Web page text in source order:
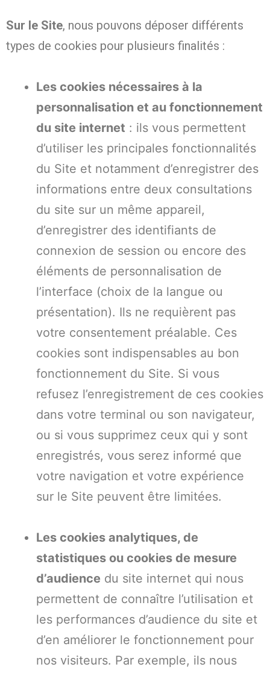
Sur le Site, nous pouvons déposer différents
types de cookies pour plusieurs finalités :
Les cookies nécessaires à la
personnalisation et au fonctionnement
du site internet : ils vous permettent
d’utiliser les principales fonctionnalités
du Site et notamment d’enregistrer des
informations entre deux consultations
du site sur un même appareil,
d’enregistrer des identifiants de
connexion de session ou encore des
éléments de personnalisation de
l’interface (choix de la langue ou
présentation). Ils ne requièrent pas
votre consentement préalable. Ces
cookies sont indispensables au bon
fonctionnement du Site. Si vous
refusez l’enregistrement de ces cookies
dans votre terminal ou son navigateur,
ou si vous supprimez ceux qui y sont
enregistrés, vous serez informé que
votre navigation et votre expérience
sur le Site peuvent être limitées.
Les cookies analytiques, de
statistiques ou cookies de mesure
d’audience du site internet qui nous
permettent de connaître l’utilisation et
les performances d’audience du site et
d’en améliorer le fonctionnement pour
nos visiteurs. Par exemple, ils nous